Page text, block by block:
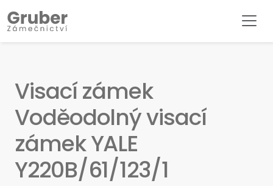
Visací zámek
Voděodolný visací
zámek YALE
Y220B/61/123/1